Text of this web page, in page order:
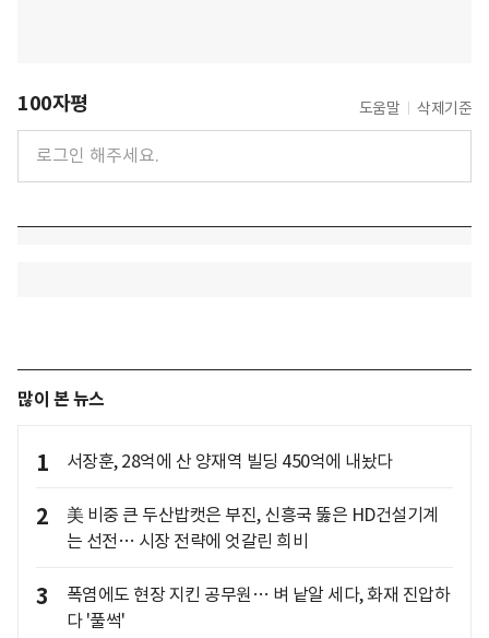
100자평 도움말 삭제기준
많이 본 뉴스
1 서장훈, 28억에 산 양재역 빌딩 450억에 내놨다
2
美 비중 큰 두산밥캣은 부진, 신흥국 뚫은 HD건설기계
는 선전… 시장 전략에 엇갈린 희비
3
폭염에도 현장 지킨 공무원… 벼 낱알 세다, 화재 진압하
다 '풀썩'